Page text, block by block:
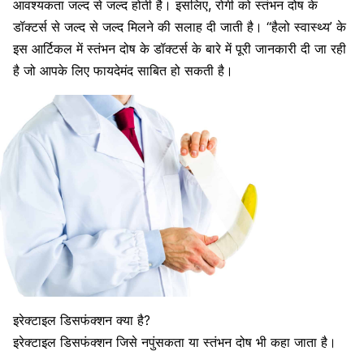
आवश्यकता जल्द से जल्द होती है। इसलिए, रोगी को स्तंभन दोष के
डॉक्टर्स से जल्द से जल्द मिलने की सलाह दी जाती है। “हैलो स्वास्थ्य’ के
इस आर्टिकल मेंस्तंभन दोष के डॉक्टर्स के बारे मेंपूरी जानकारी दी जा रही
है जो आपके लिए फायदेमंद साबित हो सकती है।
इरेक्टाइल डिसफंक्शन क्या है?
इरेक्टाइल डिसफंक्शन जिसे नपुंसकता या स्तंभन दोष भी कहा जाता है।